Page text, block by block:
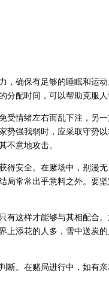
，确保有足够的睡眠和运
配时间，可以帮助克服人
受情绪左右而乱下注，另
势强我弱时，应采取守势
意地攻击。
得安全。在赌场中，别漫
局常常出乎意料之外。要
有这样才能够与其相配合
上添花的人多，雪中送炭
断。在赌局进行中，如有